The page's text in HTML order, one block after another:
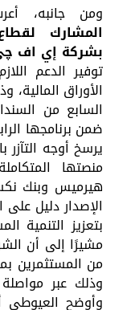
ومن جانبه،
المشارك
بشركة إي اف
توفير الدعم
الأوراق المالية،
السابع من
ضمن برنامجها
يرسخ أوجه
منصتها
هيرميس وبنك
الإصدار دليل
بتعزيز التنمية
مشيرًا إلى أن
من المستثمرين بما
وذلك عبر مواصلة
وأوضح